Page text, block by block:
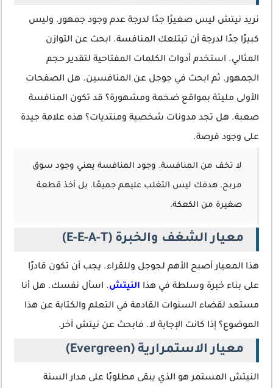
نريد نيتش ليس صغيرًا جدًا لدرجة عدم وجود جمهور. وليس
كبيرًا جدًا لدرجة أن تبتلعك المنافسة. ابحث عن التوازن
المثالي. استخدم أدوات الكلمات المفتاحية لتقدير حجم
الجمهور. ثم ابحث في جوجل عن المنافسين. هل الصفحات
الأولى مليئة بمواقع ضخمة ومشهورة؟ قد تكون المنافسة
صعبة. هل تجد مدونات شخصية ومنتديات؟ هذه علامة جيدة
على وجود فرصة.
لا تخف من المنافسة. وجود المنافسة يعني وجود سوق
مربح. هدفك ليس التغلب عليهم جميعًا. بل أخذ قطعة
صغيرة من الكعكة.
معيار الشغف والخبرة (E-E-A-T)
هذا المعيار أصبح الأهم لجوجل وللقراء. يجب أن تكون قادرًا
على بناء خبرة وسلطة في هذا النيتش. اسأل نفسك. هل أنا
مستعد لقضاء السنوات القادمة في التعلم والكتابة عن هذا
الموضوع؟ إذا كانت الإجابة لا. فابحث عن نيتش آخر.
معيار الاستمرارية (Evergreen)
النيتش المستمر هو الذي يبقى مطلوبًا على مدار السنة